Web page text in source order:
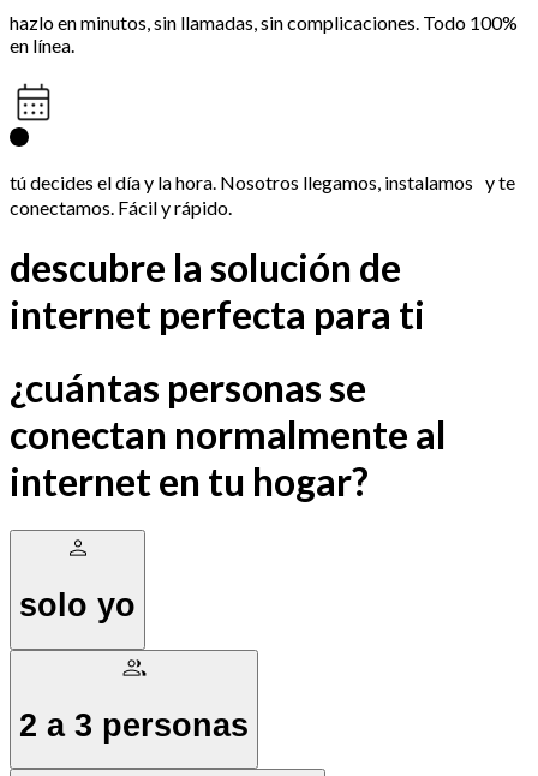
hazlo en minutos, sin llamadas, sin complicaciones. Todo 100%
en línea.
tú decides el día y la hora. Nosotros llegamos, instalamos y te
conectamos. Fácil y rápido.
descubre la solución de
internet perfecta para ti
¿cuántas personas se
conectan normalmente al
internet en tu hogar?
solo yo
2 a 3 personas